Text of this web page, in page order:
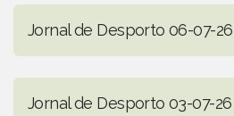
Jornal de Desporto 06-07-26
Jornal de Desporto 03-07-26